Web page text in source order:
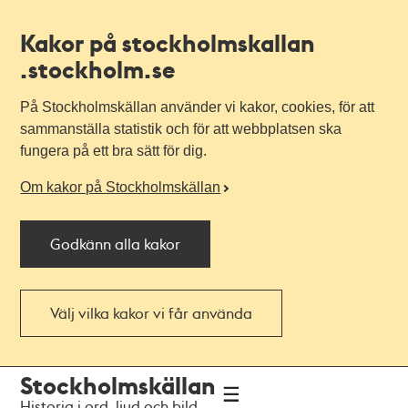
Kakor på stockholmskallan
.stockholm.se
På Stockholmskällan använder vi kakor, cookies, för att
sammanställa statistik och för att webbplatsen ska
fungera på ett bra sätt för dig.
Om kakor på Stockholmskällan
Godkänn alla kakor
Välj vilka kakor vi får använda
navigationen
huvudinnehållet
Stockholmskällan